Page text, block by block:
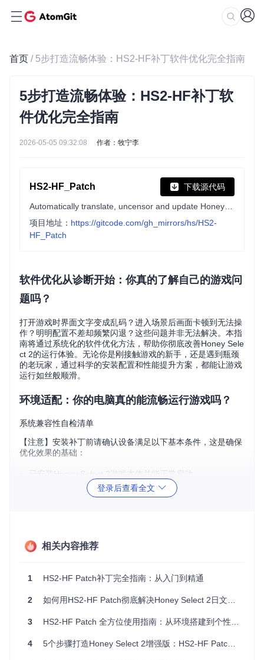
首页 / 5步打造流畅体验：HS2-HF补丁软件优化完全指南
5步打造流畅体验：HS2-HF补丁软
件优化完全指南
2026-05-05 09:32:08 作者：牧宁李
HS2-HF_Patch 下载源代码
项目地址： https://gitcode.com/gh_mirrors/hs/HS2-
HF_Patch
软件优化从诊断开始：你真的了解自己的游戏问
题吗？
打开游戏时界面文字变成乱码？进入场景后画面卡顿到无法操
作？明明配置不差却频繁闪退？这些问题并非无法解决。本指
南将通过系统化的软件优化方法，帮助你彻底改善Honey Sele
ct 2的运行体验。无论你是刚接触游戏的新手，还是遇到瓶颈
的老玩家，通过科学的安装配置和性能提升方案，都能让游戏
运行如丝般顺滑。
环境适配：你的电脑真的能流畅运行游戏吗？
系统兼容性自检清单
【注意】安装补丁前请确认设备满足以下基本条件，这是确保
优化效果的基础：
已安装Honey Select 2游戏本体并能正常启动
操作系统为Windows 10或11的64位版本
系统盘至少有10GB可用空间（SSD最佳）
检查系统版本的简单方法：按下
按回车，即可查看详细系统信息。
分步实施：5步完成补丁优化部署
第1步：获取优化补丁
打开命令提示符，输入以下命令获取最新补丁资源：
git clone
登录后查看全文
相关内容推荐
1 HS2-HF Patch补丁完全指南：从入门到精通
2 如何用HS2-HF Patch彻底解决Honey Select 2日文界面难题？5大核心技巧助你畅玩中文游戏
3 HS2-HF Patch 全方位使用指南：从环境搭建到个性化定制
4 5个步骤打造Honey Select 2增强版：HS2-HF Patch革新体验指南